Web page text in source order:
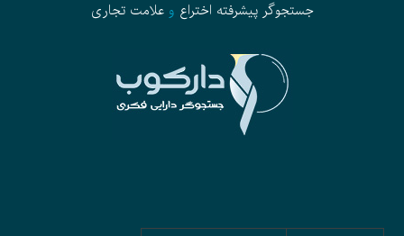
جستجوگر پیشرفته اختراع وعلامت تجاری